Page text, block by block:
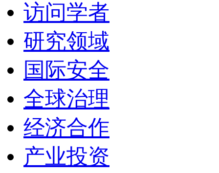
访问学者
研究领域
国际安全
全球治理
经济合作
产业投资